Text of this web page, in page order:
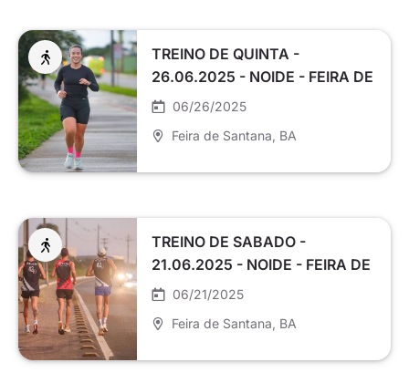
TREINO DE QUINTA -
26.06.2025 - NOIDE - FEIRA DE
SANTANA
06/26/2025
Feira de Santana , BA
TREINO DE SABADO -
21.06.2025 - NOIDE - FEIRA DE
SANTANA
06/21/2025
Feira de Santana , BA